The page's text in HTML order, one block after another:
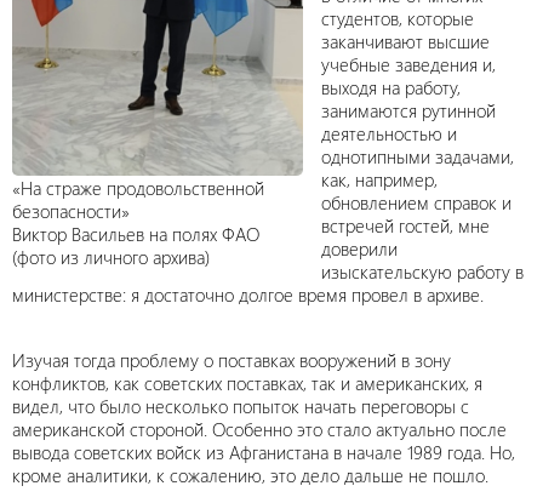
«На страже продовольственной
безопасности»
Виктор Васильев на полях ФАО
(фото из личного архива)
студентов, которые
заканчивают высшие
учебные заведения и,
выходя на работу,
занимаются рутинной
деятельностью и
однотипными задачами,
как, например,
обновлением справок и
встречей гостей, мне
доверили
изыскательскую работу в
министерстве: я достаточно долгое время провел в архиве.
Изучая тогда проблему о поставках вооружений в зону
конфликтов, как советских поставках, так и американских, я
видел, что было несколько попыток начать переговоры с
американской стороной. Особенно это стало актуально после
вывода советских войск из Афганистана в начале 1989 года. Но,
кроме аналитики, к сожалению, это дело дальше не пошло.